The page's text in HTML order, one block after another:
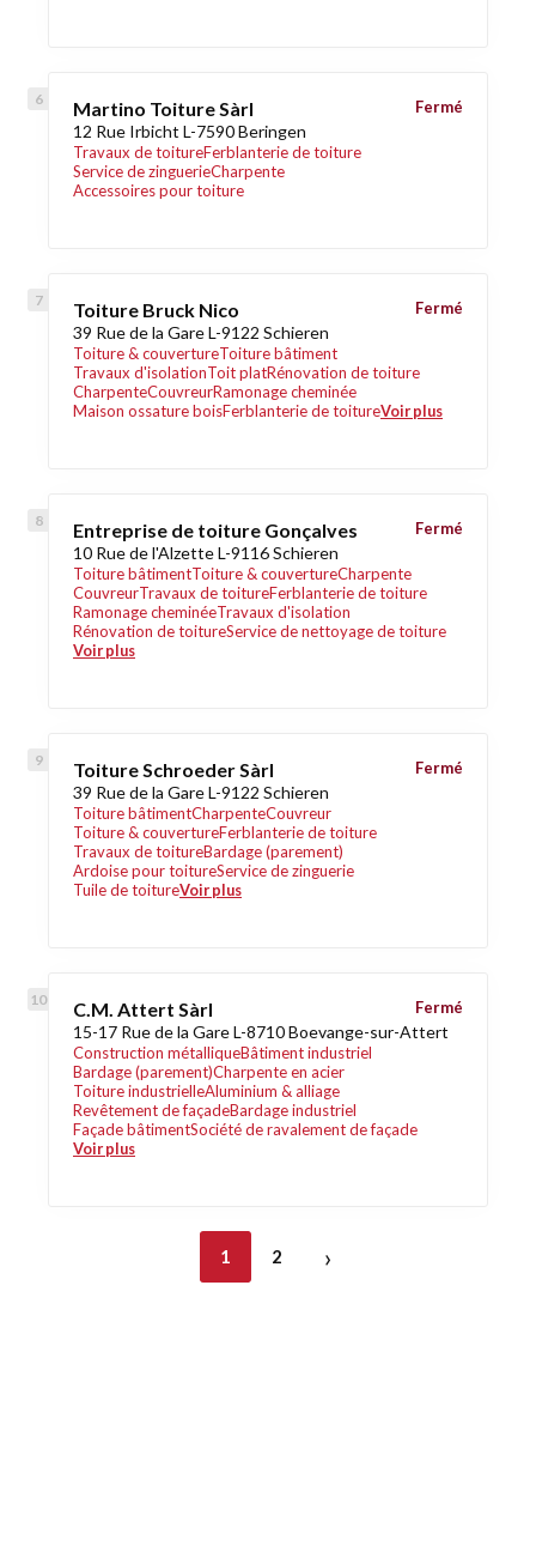
Martino Toiture Sàrl
12 Rue Irbicht L-7590 Beringen
Travaux de toitureFerblanterie de toiture
Service de zinguerieCharpente
Accessoires pour toiture
Fermé
Toiture Bruck Nico
39 Rue de la Gare L-9122 Schieren
Toiture & couvertureToiture bâtiment
Travaux d'isolationToit platRénovation de toiture
CharpenteCouvreurRamonage cheminée
Maison ossature boisFerblanterie de toitureVoir plus
Fermé
Entreprise de toiture Gonçalves
10 Rue de l'Alzette L-9116 Schieren
Toiture bâtimentToiture & couvertureCharpente
CouvreurTravaux de toitureFerblanterie de toiture
Ramonage cheminéeTravaux d'isolation
Rénovation de toitureService de nettoyage de toiture
Voir plus
Fermé
Toiture Schroeder Sàrl
39 Rue de la Gare L-9122 Schieren
Toiture bâtimentCharpenteCouvreur
Toiture & couvertureFerblanterie de toiture
Travaux de toitureBardage (parement)
Ardoise pour toitureService de zinguerie
Tuile de toitureVoir plus
Fermé
C.M. Attert Sàrl
15-17 Rue de la Gare L-8710 Boevange-sur-Attert
Construction métalliqueBâtiment industriel
Bardage (parement)Charpente en acier
Toiture industrielleAluminium & alliage
Revêtement de façadeBardage industriel
Façade bâtimentSociété de ravalement de façade
Voir plus
Fermé
1 2 ›